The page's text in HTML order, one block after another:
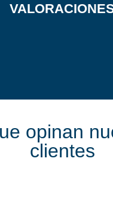
opinan
clientes